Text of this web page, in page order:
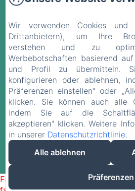
Kontakt
Rechtliche
Cookie-
EN FR ES
Powered mit
Failed to load BookingEngine/index:
Wir verwenden Cookies und
Drittanbietern), um Ihre
verstehen und zu
Werbebotschaften basierend
und Profil zu übermitteln.
konfigurieren oder ablehnen,
Präferenzen einstellen" oder
klicken. Sie können auch alle
indem Sie auf die
akzeptieren" klicken. Weitere
in unserer Datenschutzrichtlinie.
Alle ablehnen
Präferenzen